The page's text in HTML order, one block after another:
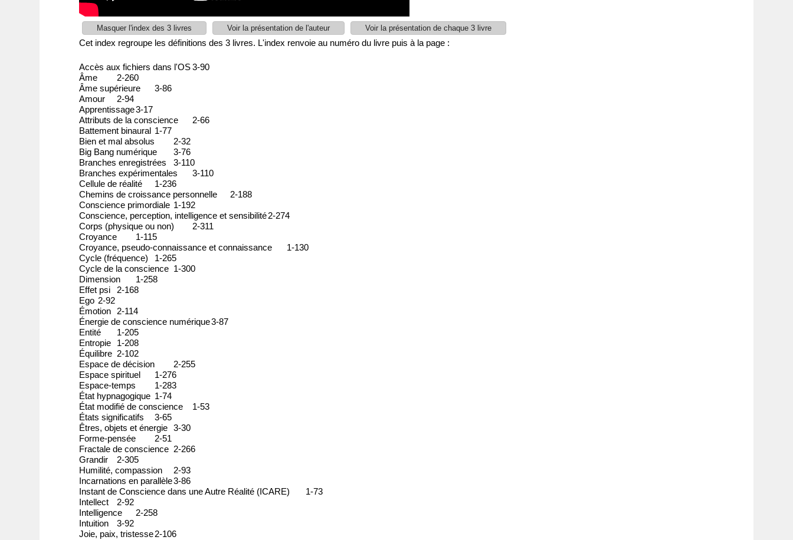
Masquer l'index des 3 livres Voir la présentation de l'auteur Voir la présentation de chaque 3 livre
Cet index regroupe les définitions des 3 livres. L'index renvoie au numéro du livre puis à la page :
Accès aux fichiers dans l'OS3-90
Âme
2-260
Âme supérieure
3-86
Amour
2-94
Apprentissage3-17
Attributs de la conscience
2-66
Battement binaural 1-77
Bien et mal absolus
2-32
Big Bang numérique
3-76
Branches enregistrées
3-110
Branches expérimentales
3-110
Cellule de réalité
1-236
Chemins de croissance personnelle
2-188
Conscience primordiale 1-192
Conscience, perception, intelligence et sensibilité2-274
Corps (physique ou non)
2-311
Croyance
1-115
Croyance, pseudo-connaissance et connaissance
1-130
Cycle (fréquence)
1-265
Cycle de la conscience 1-300
Dimension
1-258
Effet psi
2-168
Ego 2-92
Émotion
2-114
Énergie de conscience numérique3-87
Entité
1-205
Entropie
1-208
Équilibre 2-102
Espace de décision
2-255
Espace spirituel
1-276
Espace-temps
1-283
État hypnagogique 1-74
État modifié de conscience
1-53
États significatifs
3-65
Êtres, objets et énergie
3-30
Forme-pensée
2-51
Fractale de conscience 2-266
Grandir
2-305
Humilité, compassion
2-93
Incarnations en parallèle3-86
Instant de Conscience dans une Autre Réalité (ICARE)
1-73
Intellect
2-92
Intelligence
2-258
Intuition
3-92
Joie, paix, tristesse2-106